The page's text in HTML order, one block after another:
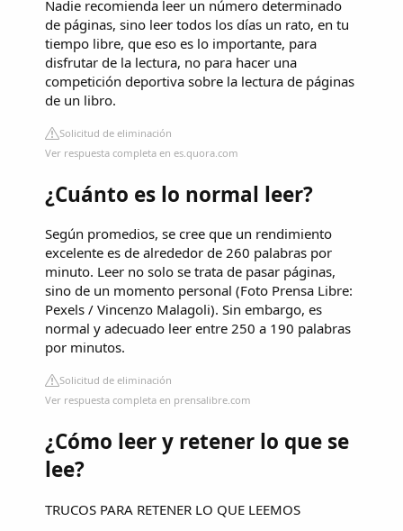
Nadie recomienda leer un número determinado
de páginas, sino leer todos los días un rato, en tu
tiempo libre, que eso es lo importante, para
disfrutar de la lectura, no para hacer una
competición deportiva sobre la lectura de páginas
de un libro.
Solicitud de eliminación
Ver respuesta completa en es.quora.com
¿Cuánto es lo normal leer?
Según promedios, se cree que un rendimiento
excelente es de alrededor de 260 palabras por
minuto. Leer no solo se trata de pasar páginas,
sino de un momento personal (Foto Prensa Libre:
Pexels / Vincenzo Malagoli). Sin embargo, es
normal y adecuado leer entre 250 a 190 palabras
por minutos.
Solicitud de eliminación
Ver respuesta completa en prensalibre.com
¿Cómo leer y retener lo que se
lee?
TRUCOS PARA RETENER LO QUE LEEMOS